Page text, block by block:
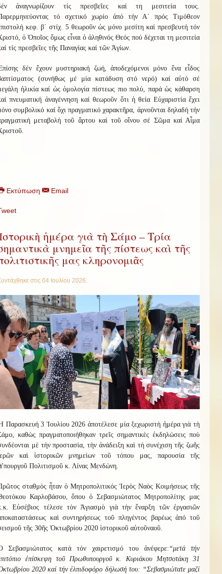
ἀναγνωρίζουν τίς πρεσβεῖες καί τη μεσιτεία τους.
τό σχετικό χωρίο ἀπό τήν Α΄ πρός Τιμόθεον
κεφ. β΄ στίχ. 5 θεωροῦν ὡς μόνο μεσίτη καί πρεσβευτή τόν
ὁ Ὁποῖος ὅμως εἶναι ὁ ἀληθινός Θεός πού δέχεται τη μεσιτεία
τίς πρεσβεῖες τῆς Παναγίας καί τῶν Ἁγίων.
δέν ἔχουν μυστηριακή ζωή, ἀποδεχόμενοι μόνο ἕνα εἶδος
(συνήθως μέ μία κατάδυση στό νερό) καί αὐτό σέ
ἡλικία καί ὡς ὁμολογία πίστεως πιο πολύ, παρά ὡς κάθαρση
πνευματική ἀναγέννηση καί θεωροῦν ὅτι ἡ θεία Εὐχαριστία ἔχει
συμβολικό καί ὄχι πραγματικό χαρακτῆρα, ἀρνοῦνται δηλαδή τήν
μεταβολή τοῦ ἄρτου καί τοῦ οἴνου σέ Σῶμα καί Αἷμα
Εκτύπωση Email
ἡμέρα γιὰ τὴ Σάμο – Τρία
μνημεῖα τῆς πίστεως καὶ τῆς
μας κληρονομιᾶς
στις 04 Ιουλίου 2026.
Παρασκευή 3 Ἰουλίου 2026 ἀποτέλεσε μία ξεχωριστὴ ἡμέρα γιὰ τὴ
καθὼς πραγματοποιήθηκαν τρεῖς σημαντικὲς ἐκδηλώσεις ποὺ
μὲ τὴν προστασία, τὴν ἀνάδειξη καὶ τὴ συνέχιση τῆς ζωῆς
καὶ ἱστορικῶν μνημείων τοῦ τόπου μας, παρουσία τῆς
Πολιτισμοῦ κ. Λίνας Μενδώνη.
σταθμὸς ἦταν ὁ Μητροπολιτικός Ἱερὸς Ναὸς Κοιμήσεως τῆς
υ Καρλοβάσου, ὅπου ὁ Σεβασμιώτατος Μητροπολίτης μας
Εὐσέβιος τέλεσε τὸν Ἁγιασμὸ γιὰ τὴν ἔναρξη τῶν ἐργασιῶν
καὶ συντηρήσεως τοῦ πληγέντος βαρέως ἀπό τοῦ
τῆς 30ῆς Ὀκτωβρίου 2020 ἱστορικοῦ αὐτοῦναοῦ.
Σεβασμιώτατος κατά τόν χαιρετισμό του ἀνέφερε: “μετά τήν
ἐπίσκεψη τοῦ Πρωθυπουργοῦ κ. Κυριάκου Μητσοτάκη 31
2020 καί τήν ἐλπιδοφόρο δήλωσή του: “Σεβασμιώτατε μαζί